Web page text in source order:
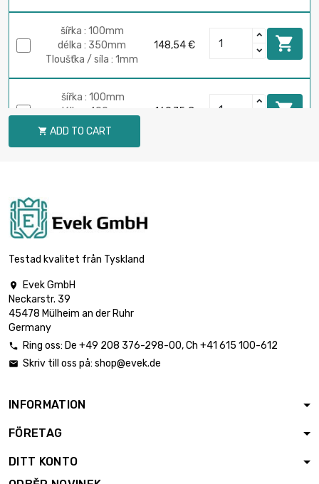
šířka : 100mm
délka : 350mm
Tloušťka / síla : 1mm
148,54 € 
šířka : 100mm
délka : 400mm
Tloušťka / síla : 1mm
169,75 € 
šířka : 100mm
Tloušťka / síla : 1mm
šířka : 100mm
délka : 600mm
Tloušťka / síla : 1mm
šířka : 100mm
šířka : 100mm
Tloušťka / síla : 1mm
 ADD TO CART
Testad kvalitet från Tyskland

Evek GmbH
Neckarstr. 39
45478 Mülheim an der Ruhr
Germany
 Ring oss: De +49 208 376-298-00, Ch +41 615 100-612
 Skriv till oss på: shop@evek.de
INFORMATION
FÖRETAG
DITT KONTO